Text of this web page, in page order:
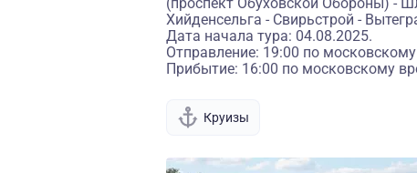
Хийденсельга - Свирьстрой -
Дата начала тура: 04.08.2025.
Отправление: 19:00 по
Прибытие: 16:00 по московскому
Круизы